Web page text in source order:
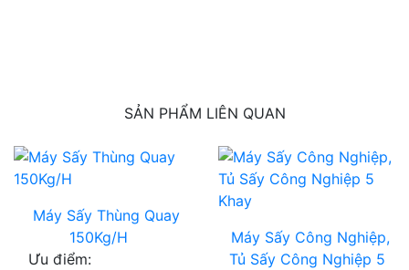
SẢN PHẨM LIÊN QUAN
Máy Sấy Thùng Quay
150Kg/H
Ưu điểm:
Máy Sấy Công Nghiệp,
Tủ Sấy Công Nghiệp 5